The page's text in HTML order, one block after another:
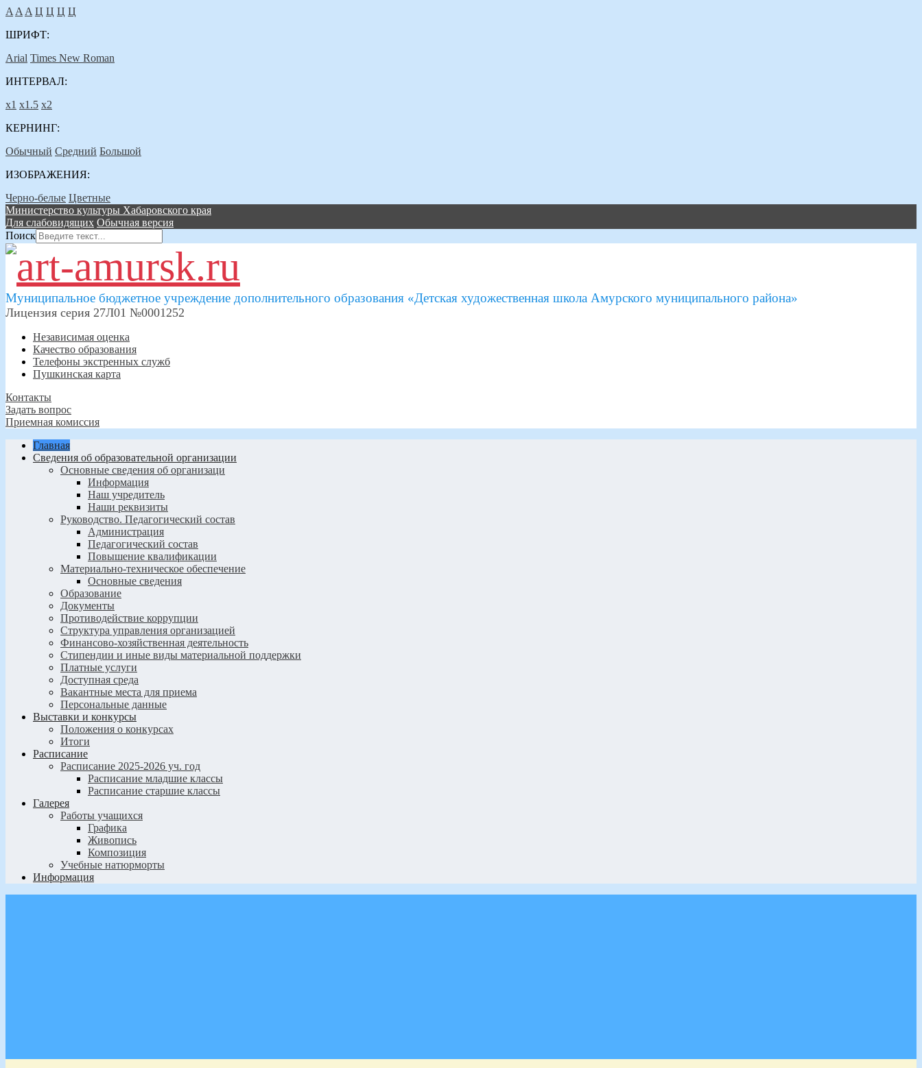
A A A Ц Ц Ц Ц
ШРИФТ:
Arial Times New Roman
ИНТЕРВАЛ:
х1 х1.5 х2
КЕРНИНГ:
Обычный Средний Большой
ИЗОБРАЖЕНИЯ:
Черно-белые Цветные
Министерство культуры Хабаровского края
Для слабовидящих Обычная версия
Поиск
Муниципальное бюджетное учреждение дополнительного образования «Детская художественная школа Амурского муниципального района»
Лицензия серия 27Л01 №0001252
Независимая оценка
Качество образования
Телефоны экстренных служб
Пушкинская карта
Контакты
Задать вопрос
Приемная комиссия
Главная
Сведения об образовательной организации
Основные сведения об организаци
Информация
Наш учредитель
Наши реквизиты
Руководство. Педагогический состав
Администрация
Педагогический состав
Повышение квалификации
Материально-техническое обеспечение
Основные сведения
Образование
Документы
Противодействие коррупции
Структура управления организацией
Финансово-хозяйственная деятельность
Стипендии и иные виды материальной поддержки
Платные услуги
Доступная среда
Вакантные места для приема
Персональные данные
Выставки и конкурсы
Положения о конкурсах
Итоги
Расписание
Расписание 2025-2026 уч. год
Расписание младшие классы
Расписание старшие классы
Галерея
Работы учащихся
Графика
Живопись
Композиция
Учебные натюрморты
Информация